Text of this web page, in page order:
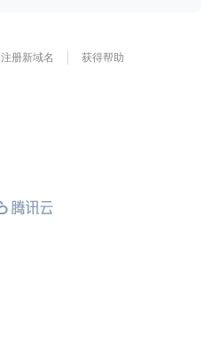
注册新域名 获得帮助